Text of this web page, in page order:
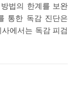
법의 한계를 보완
통한 독감 진단은
에서는 독감 피검